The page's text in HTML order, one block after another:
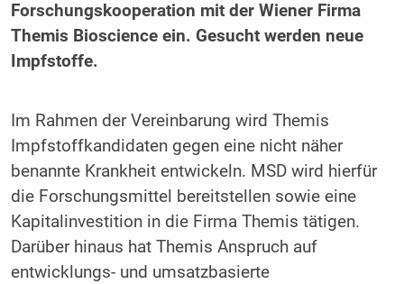
Forschungskooperation mit der Wiener Firma
Themis Bioscience ein. Gesucht werden neue
Impfstoffe.
Im Rahmen der Vereinbarung wird Themis
Impfstoffkandidaten gegen eine nicht näher
benannte Krankheit entwickeln. MSD wird hierfür
die Forschungsmittel bereitstellen sowie eine
Kapitalinvestition in die Firma Themis tätigen.
Darüber hinaus hat Themis Anspruch auf
entwicklungs- und umsatzbasierte